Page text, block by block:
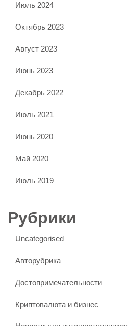
Июль 2024
Октябрь 2023
Август 2023
Июнь 2023
Декабрь 2022
Июль 2021
Июнь 2020
Май 2020
Июль 2019
Рубрики
Uncategorised
Авторубрика
Достопримечательности
Криптовалюта и бизнес